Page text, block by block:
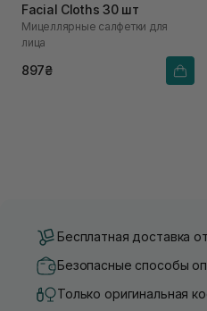
Facial Cloths 30 шт
Мицеллярные салфетки для
лица
897₴
Бесплатная доставка
Безопасные способы
Только оригинальная